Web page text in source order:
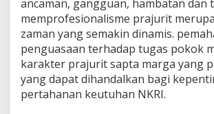
ancaman, gangguan, hambatan dan
memprofesionalisme prajurit
zaman yang semakin dinamis.
penguasaan terhadap tugas pokok
karakter prajurit sapta marga yang
yang dapat dihandalkan bagi
pertahanan keutuhan NKRI.